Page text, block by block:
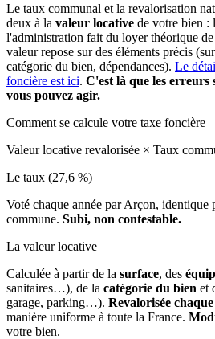
Le taux communal et la revalorisation
deux à la valeur locative de votre bien :
l'administration fait du loyer théorique
valeur repose sur des éléments précis
catégorie du bien, dépendances). Le
foncière est ici. C'est là que les erreurs
vous pouvez agir.
Comment se calcule votre taxe foncière
Valeur locative revalorisée × Taux
Le taux (27,6 %)
Voté chaque année par Arçon, identique
commune. Subi, non contestable.
La valeur locative
Calculée à partir de la surface, des
sanitaires…), de la catégorie du bien et
garage, parking…). Revalorisée
manière uniforme à toute la France.
votre bien.